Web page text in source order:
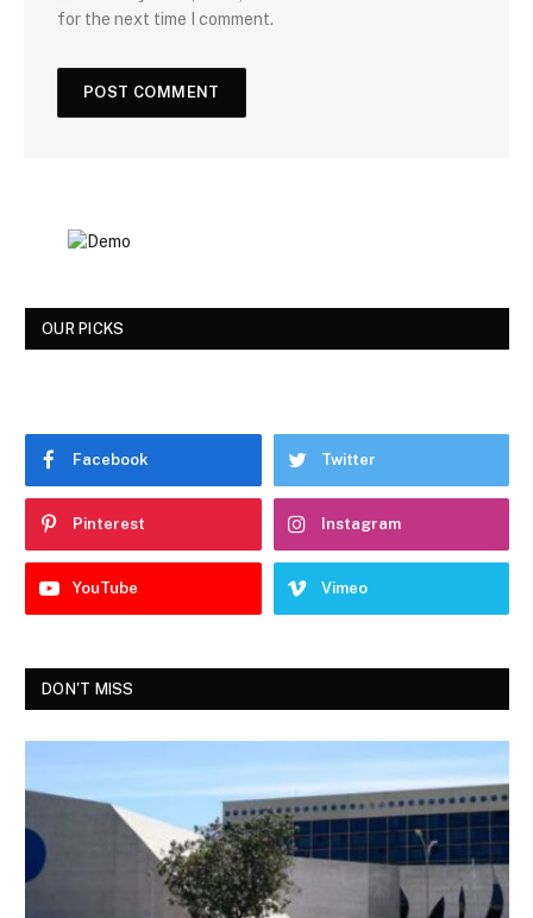
for the next time I comment.
OUR PICKS
Facebook Twitter
Pinterest Instagram
YouTube Vimeo
DON'T MISS